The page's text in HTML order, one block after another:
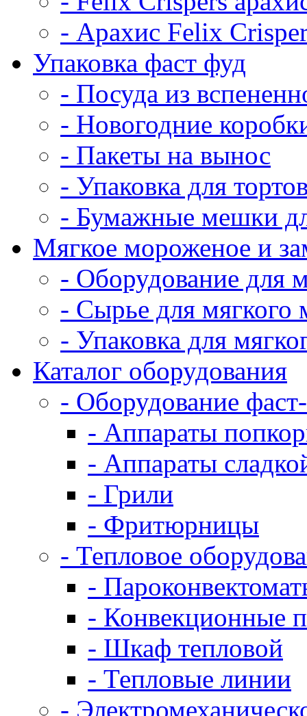
- Арахис Felix
Упаковка фаст фуд
- Посуда из
- Новогодние
- Пакеты на вынос
- Упаковка для
- Бумажные мешки
Мягкое мороженое и
- Оборудование для
- Сырье для мягкого
- Упаковка для
Каталог оборудования
- Оборудование
- Аппараты
- Аппараты
- Грили
- Фритюрницы
- Тепловое
-
- Конвекционные
- Шкаф тепловой
- Тепловые линии
-